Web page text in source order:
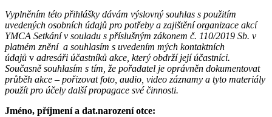
Vyplněním této přihlášky dávám výslovný souhlas s použitím
uvedených osobních údajů pro potřeby a zajištění organizace akcí
YMCA Setkání v souladu s příslušným zákonem č. 110/2019 Sb. v
platném znění a souhlasím s uvedením mých kontaktních
údajů v adresáři účastníků akce, který obdrží její účastníci.
Současně souhlasím s tím, že pořadatel je oprávněn dokumentovat
průběh akce – pořizovat foto, audio, video záznamy a tyto materiály
použít pro účely další propagace své činnosti.
Jméno, příjmení a dat.narození otce: